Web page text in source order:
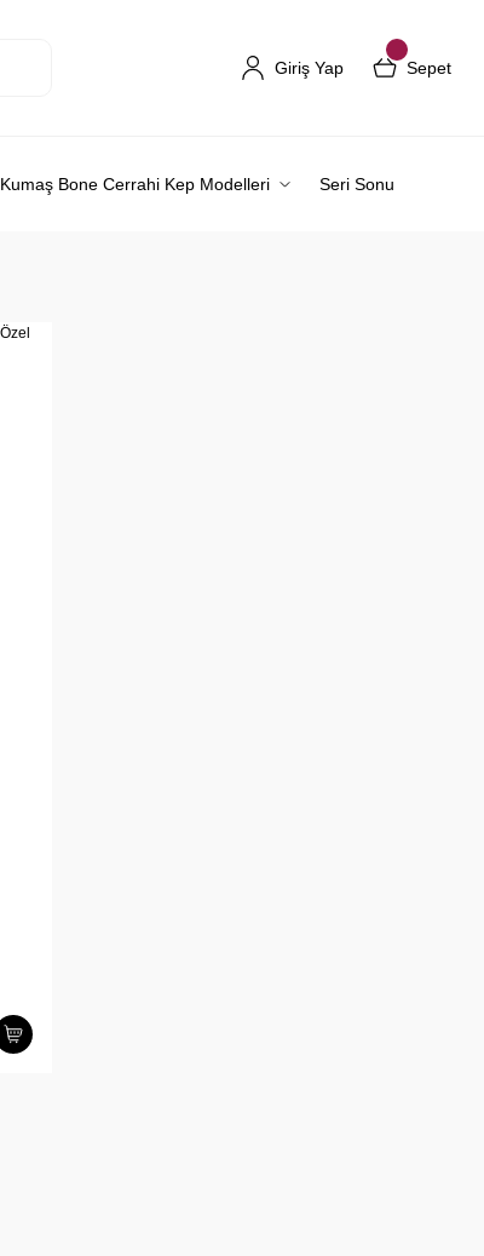
Giriş Yap Sepet
Kumaş Bone Cerrahi Kep Modelleri Seri Sonu